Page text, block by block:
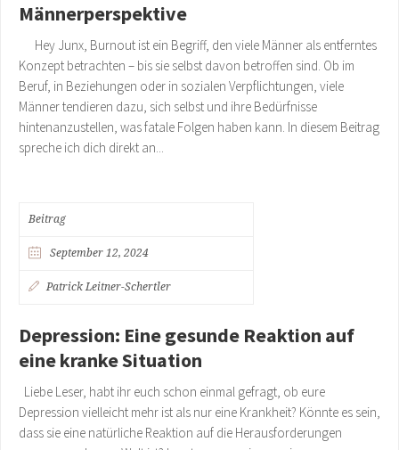
Männerperspektive
Hey Junx, Burnout ist ein Begriff, den viele Männer als entferntes
Konzept betrachten – bis sie selbst davon betroffen sind. Ob im
Beruf, in Beziehungen oder in sozialen Verpflichtungen, viele
Männer tendieren dazu, sich selbst und ihre Bedürfnisse
hintenanzustellen, was fatale Folgen haben kann. In diesem Beitrag
spreche ich dich direkt an...
Beitrag
September 12, 2024
Patrick Leitner-Schertler
Depression: Eine gesunde Reaktion auf
eine kranke Situation
Liebe Leser, habt ihr euch schon einmal gefragt, ob eure
Depression vielleicht mehr ist als nur eine Krankheit? Könnte es sein,
dass sie eine natürliche Reaktion auf die Herausforderungen